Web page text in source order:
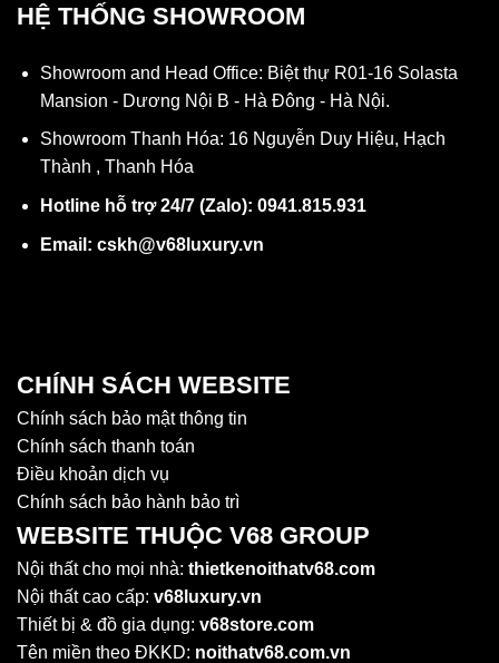
HỆ THỐNG SHOWROOM
Showroom and Head Office: Biệt thự R01-16 Solasta
Mansion - Dương Nội B - Hà Đông - Hà Nội.
Showroom Thanh Hóa: 16 Nguyễn Duy Hiệu, Hạch
Thành , Thanh Hóa
Hotline hỗ trợ 24/7 (Zalo): 0941.815.931
Email: cskh@v68luxury.vn
CHÍNH SÁCH WEBSITE
Chính sách bảo mật thông tin
Chính sách thanh toán
Điều khoản dịch vụ
Chính sách bảo hành bảo trì
WEBSITE THUỘC V68 GROUP
Nội thất cho mọi nhà: thietkenoithatv68.com
Nội thất cao cấp: v68luxury.vn
Thiết bị & đồ gia dụng: v68store.com
Tên miền theo ĐKKD: noithatv68.com.vn